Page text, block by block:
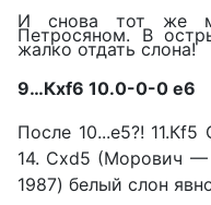
И снова тот же
Петросяном. В
жалко отдать слона!
9…Кxf6 10.0-0-0 е6
После 10...е5?!
14. Сxd5 (Морович —
1987) белый слон